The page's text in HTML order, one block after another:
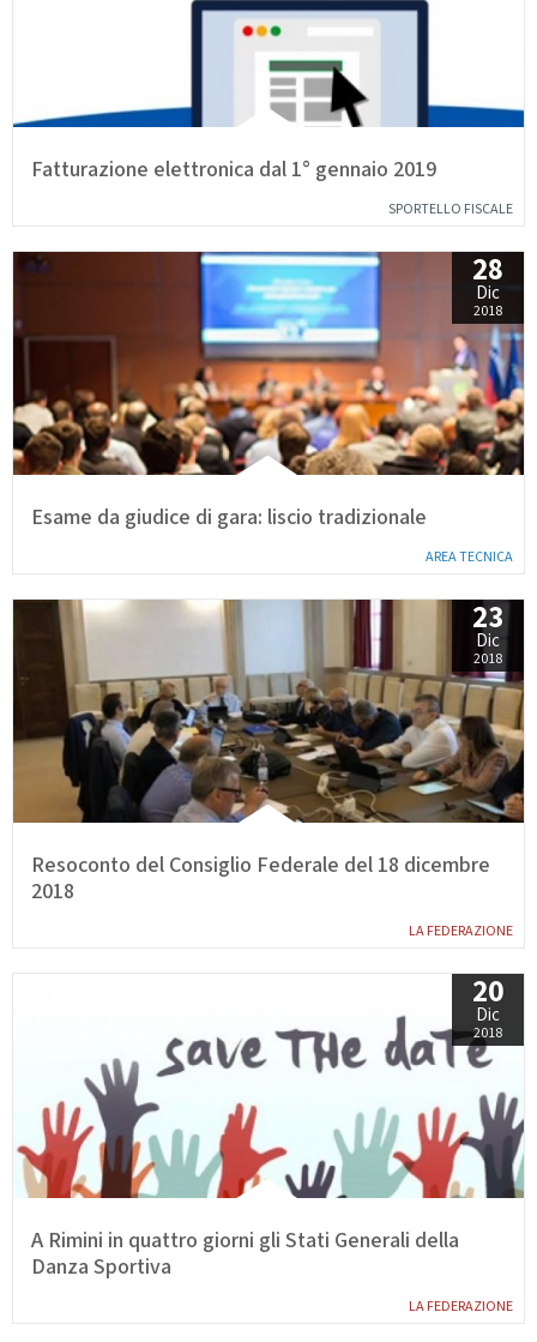
SPORTELLO FISCALE
Fatturazione elettronica dal 1° gennaio 2019
AREA TECNICA
28
Dic
2018
Esame da giudice di gara: liscio tradizionale
LA FEDERAZIONE
23
Dic
2018
Resoconto del Consiglio Federale del 18 dicembre
2018
LA FEDERAZIONE
20
Dic
2018
A Rimini in quattro giorni gli Stati Generali della
Danza Sportiva